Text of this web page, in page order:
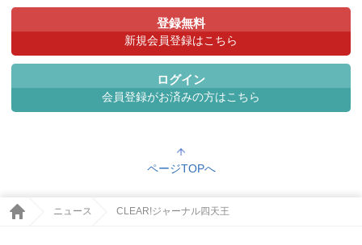
登録無料
新規会員登録はこちら
ログイン
会員登録がお済みの方はこちら
ページTOPへ
ニュース CLEAR!ジャーナル四天王